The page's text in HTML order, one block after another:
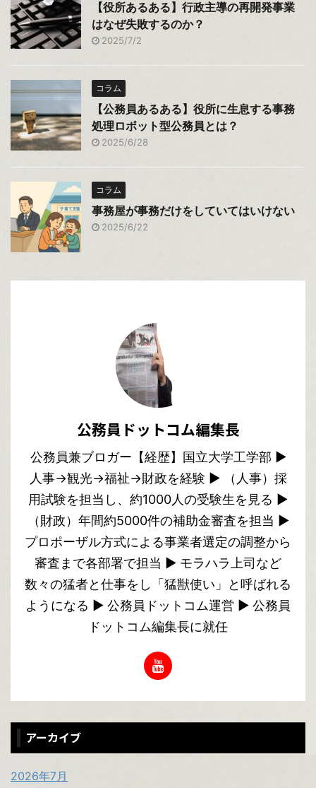
【役所あるある】行政主導の再開発事業
はなぜ失敗するのか？
2025/7/2
コラム
【公務員あるある】役所に生息する事務
処理ロボット型公務員とは？
2025/6/28
コラム
事務屋が事務だけをしていてはいけない
2025/6/22
公務員ドットコム編集長
公務員兼ブロガー【経歴】国立大学工学部 ▶︎
人事→観光→福祉→財政を経験 ▶︎ （人事）採
用試験を担当し、約1000人の受験生を見る ▶︎
（財政）年間約5000件の補助金審査を担当 ▶︎
プロポーザル方式による事業者選定の調整から
審査まで各部署で担当 ▶︎ モラハラ上司など
数々の猛者と仕事をし「猛獣使い」と呼ばれる
ようになる ▶︎ 公務員ドットコム運営 ▶︎ 公務員
ドットコム編集長に就任
アーカイブ
2026年7月